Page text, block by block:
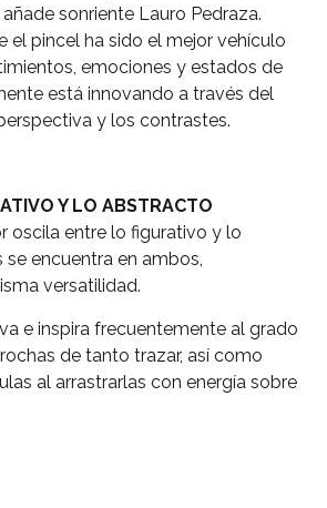
sonriente Lauro Pedraza.
el pincel ha sido el mejor vehículo
emociones y estados de
está innovando a través del
y los contrastes.
Y LO ABSTRACTO
oscila entre lo figurativo y lo
encuentra en ambos,
versatilidad.
e inspira frecuentemente al grado
de tanto trazar, así como
al arrastrarlas con energía sobre